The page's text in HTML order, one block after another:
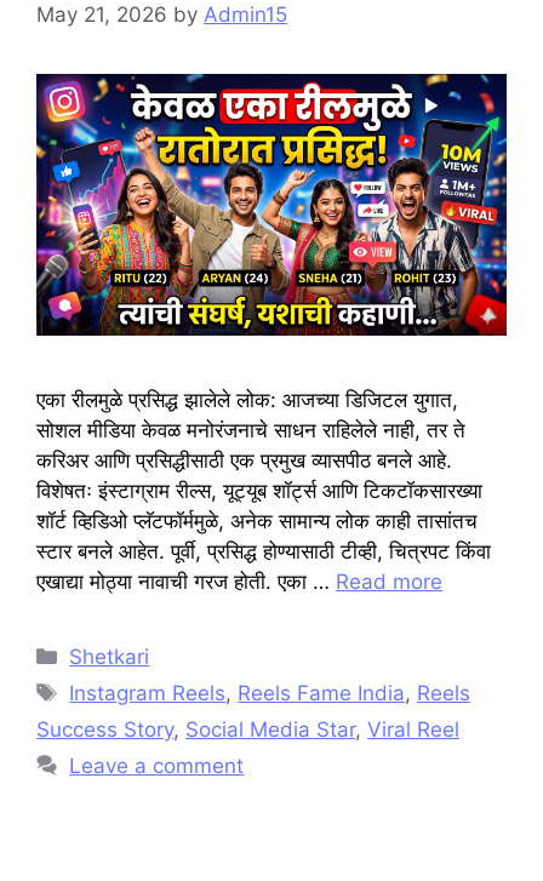
May 21, 2026 by Admin15
एका रीलमुळे प्रसिद्ध झालेले लोक: आजच्या डिजिटल युगात,
सोशल मीडिया केवळ मनोरंजनाचे साधन राहिलेले नाही, तर ते
करिअर आणि प्रसिद्धीसाठी एक प्रमुख व्यासपीठ बनले आहे.
विशेषतः इंस्टाग्राम रील्स, यूट्यूब शॉर्ट्स आणि टिकटॉकसारख्या
शॉर्ट व्हिडिओ प्लॅटफॉर्ममुळे, अनेक सामान्य लोक काही तासांतच
स्टार बनले आहेत. पूर्वी, प्रसिद्ध होण्यासाठी टीव्ही, चित्रपट किंवा
एखाद्या मोठ्या नावाची गरज होती. एका … Read more
Categories
Shetkari
Tags
Instagram Reels, Reels Fame India, Reels
Success Story, Social Media Star, Viral Reel
Leave a comment